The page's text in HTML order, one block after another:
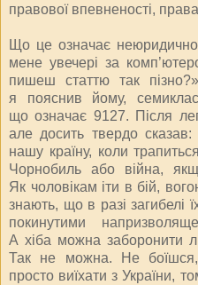
правової впевненості,
Що це означає
мене увечері за
пишеш статтю так
я пояснив йому,
що означає 9127. Після
але досить твердо
нашу країну, коли
Чорнобиль або війна,
Як чоловікам іти в бій,
знають, що в разі загибелі
покинутими
А хіба можна заборонити
Так не можна. Не
просто виїхати з України,